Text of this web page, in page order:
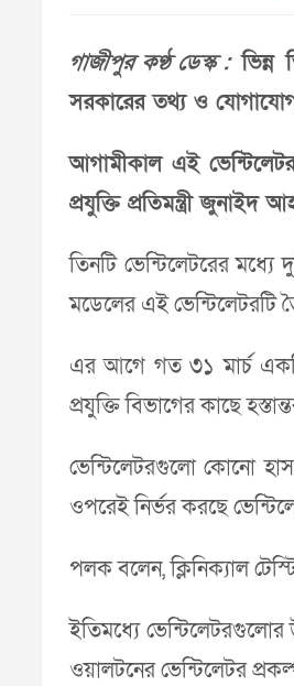
গাজীপুর কণ্ঠ ডেস্ক :ভিন্ন
সরকারের তথ্য ও যোগাযোগ
আগামীকাল এই
প্রযুক্তি প্রতিমন্ত্রী
তিনটি ভেন্টিলেটরের
মডেলের এই ভেন্টিলেটরটি
এর আগে গত ৩১ মার্চ একটি
প্রযুক্তি বিভাগের কাছে
ভেন্টিলেটরগুলো কোনো
ওপরেই নির্ভর করছে
পলক বলেন, ক্লিনিক্যাল
ইতিমধ্যে ভেন্টিলেটরগুলোর
ওয়ালটনের ভেন্টিলেটর